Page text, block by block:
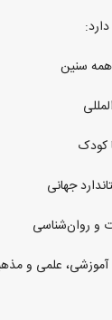
همه سنین
کودک
جهانی
و روان‌شناسی
آموزشی، علمی و